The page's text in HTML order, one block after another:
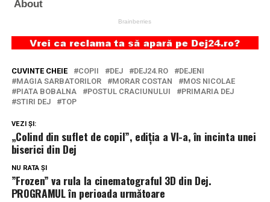
CUVINTE CHEIE COPII DEJ DEJ24.RO
DEJENI
MAGIA SARBATORILOR
MORAR COSTAN
MOS NICOLAE
PIATA BOBALNA
POSTUL CRACIUNULUI
PRIMARIA DEJ
STIRI DEJ
TOP
VEZI ȘI:
„Colind din suflet de copil”, ediția a VI-a, în incinta unei
biserici din Dej
NU RATA ȘI
”Frozen” va rula la cinematograful 3D din Dej.
PROGRAMUL în perioada următoare